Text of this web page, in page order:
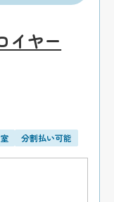
イヤー
分割払い可能